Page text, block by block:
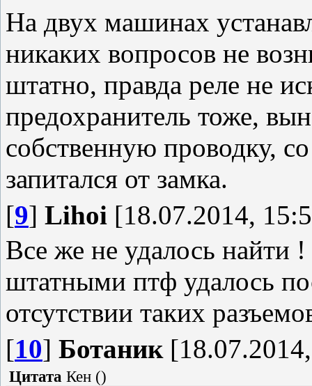
На двух машинах
никаких вопросов не
штатно, правда реле не
предохранитель тоже,
собственную проводку,
запитался от замка.
[9] Lihoi [18.07.2014,
Все же не удалось найти
штатными птф удалось
отсутствии таких
[10] Ботаник
Цитата Кен ()